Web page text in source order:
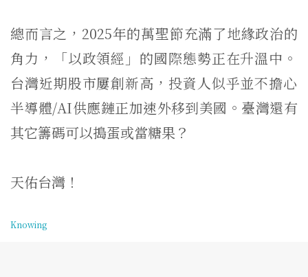
總而言之，2025年的萬聖節充滿了地緣政治的
角力，「以政領經」的國際態勢正在升溫中。
台灣近期股市屢創新高， 投資人似乎並不擔心
半導體/AI供應鏈正加速外移到美國。 臺灣還有
其它籌碼可以搗蛋或當糖果？
天佑台灣！
Knowing